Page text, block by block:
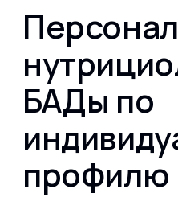
БАДы по
профилю